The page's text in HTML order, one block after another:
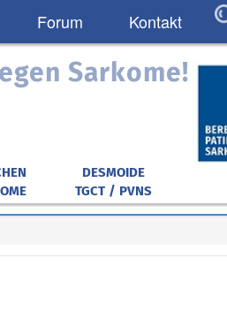
Forum Kontakt
Sarkome!
DESMOIDE
TGCT / PVNS